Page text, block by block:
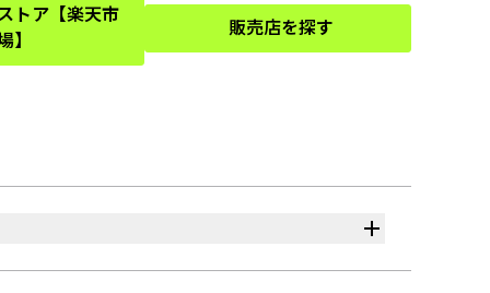
トア【楽天市
】
(Opens in a new tab)
販売店を探す
(Opens in a new tab)